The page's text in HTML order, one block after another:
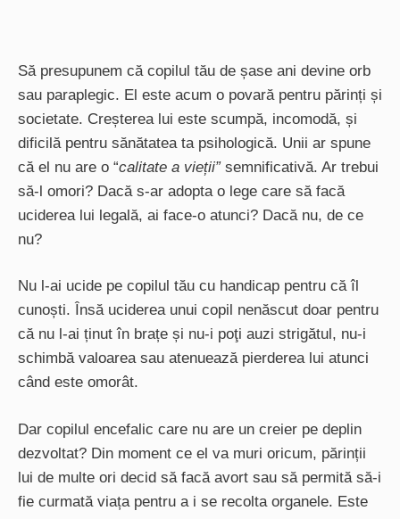
Să presupunem că copilul tău de șase ani devine orb
sau paraplegic. El este acum o povară pentru părinți și
societate. Creșterea lui este scumpă, incomodă, și
dificilă pentru sănătatea ta psihologică. Unii ar spune
că el nu are o “calitate a vieții”semnificativă. Ar trebui
să-l omori? Dacă s-ar adopta o lege care să facă
uciderea lui legală, ai face-o atunci? Dacă nu, de ce
nu?
Nu l-ai ucide pe copilul tău cu handicap pentru că îl
cunoști. Însă uciderea unui copil nenăscut doar pentru
că nu l-ai ținut în brațe și nu-i poţi auzi strigătul, nu-i
schimbă valoarea sau atenuează pierderea lui atunci
când este omorât.
Dar copilul encefalic care nu are un creier pe deplin
dezvoltat? Din moment ce el va muri oricum, părinții
lui de multe ori decid să facă avort sau să permită să-i
fie curmată viața pentru a i se recolta organele. Este